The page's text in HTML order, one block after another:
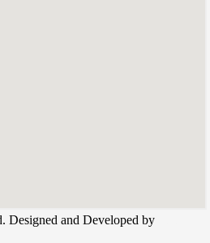
Designed and Developed by